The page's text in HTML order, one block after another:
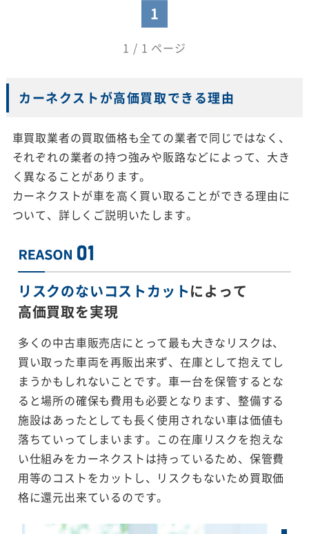
1
1 / 1 ページ
カーネクストが高価買取できる理由
車買取業者の買取価格も全ての業者で同じではなく、
それぞれの業者の持つ強みや販路などによって、大き
く異なることがあります。
カーネクストが車を高く買い取ることができる理由に
ついて、詳しくご説明いたします。
リスクのないコストカットによって
高価買取を実現
多くの中古車販売店にとって最も大きなリスクは、
買い取った車両を再販出来ず、在庫として抱えてし
まうかもしれないことです。車一台を保管するとな
ると場所の確保も費用も必要となります、整備する
施設はあったとしても長く使用されない車は価値も
落ちていってしまいます。この在庫リスクを抱えな
い仕組みをカーネクストは持っているため、保管費
用等のコストをカットし、リスクもないため買取価
格に還元出来ているのです。